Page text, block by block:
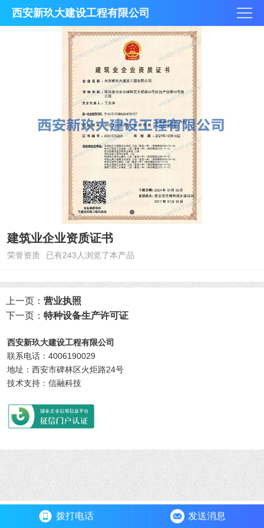
西安新玖大建设工程有限公司
建筑业企业资质证书
荣誉资质 已有243人浏览了本产品
上一页： 营业执照
下一页： 特种设备生产许可证
西安新玖大建设工程有限公司
联系电话：4006190029
地址：西安市碑林区火炬路24号
技术支持：信融科技
拨打电话 发送消息